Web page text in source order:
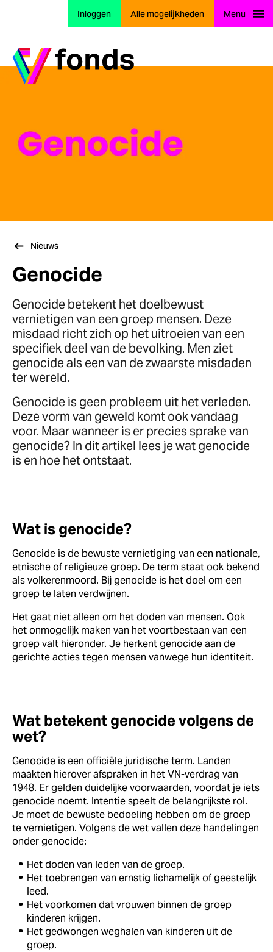
Ga naar home
Inloggen Alle mogelijkheden Menu
Nieuws
Genocide
Genocide betekent het doelbewust
vernietigen van een groep mensen. Deze
misdaad richt zich op het uitroeien van een
specifiek deel van de bevolking. Men ziet
genocide als een van de zwaarste misdaden
ter wereld.
Genocide is geen probleem uit het verleden.
Deze vorm van geweld komt ook vandaag
voor. Maar wanneer is er precies sprake van
genocide? In dit artikel lees je wat genocide
is en hoe het ontstaat.
Wat is genocide?
Genocide is de bewuste vernietiging van een nationale,
etnische of religieuze groep. De term staat ook bekend
als volkerenmoord. Bij genocide is het doel om een
groep te laten verdwijnen.
Het gaat niet alleen om het doden van mensen. Ook
het onmogelijk maken van het voortbestaan van een
groep valt hieronder. Je herkent genocide aan de
gerichte acties tegen mensen vanwege hun identiteit.
Wat betekent genocide volgens de
wet?
Genocide is een officiële juridische term. Landen
maakten hierover afspraken in het VN-verdrag van
1948. Er gelden duidelijke voorwaarden, voordat je iets
genocide noemt. Intentie speelt de belangrijkste rol.
Je moet de bewuste bedoeling hebben om de groep
te vernietigen. Volgens de wet vallen deze handelingen
onder genocide:
Het doden van leden van de groep.
Het toebrengen van ernstig lichamelijk of geestelijk
leed.
Het voorkomen dat vrouwen binnen de groep
kinderen krijgen.
Het gedwongen weghalen van kinderen uit de
groep.